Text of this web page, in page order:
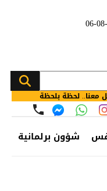
معنا.. لحظة بلحظة
شؤون برلمانية